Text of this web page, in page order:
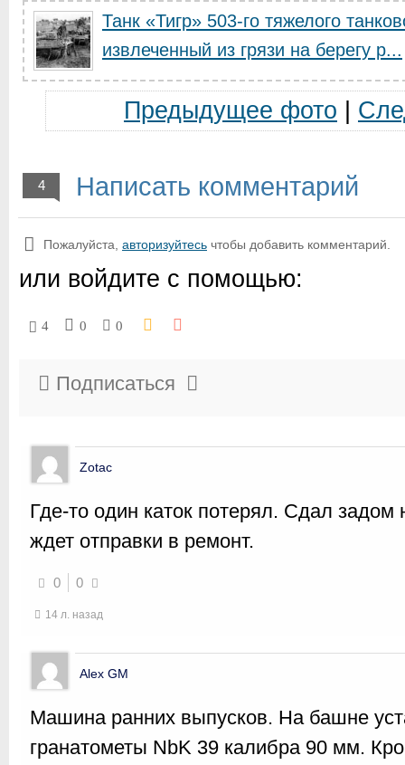
Танк «Тигр» 503-го тяжелого
извлеченный из грязи на берегу р...
Предыдущее фото
4 Написать комментарий
Пожалуйста, авторизуйтесь чтобы добавить комментарий.
или войдите с помощью:
4 0 0
Подписаться
Zotac
Где-то один каток потерял. Сдал
ждет отправки в ремонт.
0 0
14 л. назад
Alex GM
Машина ранних выпусков. На башне
гранатометы NbK 39 калибра 90 мм.